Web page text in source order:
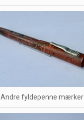
Andre fyldepenne mærker